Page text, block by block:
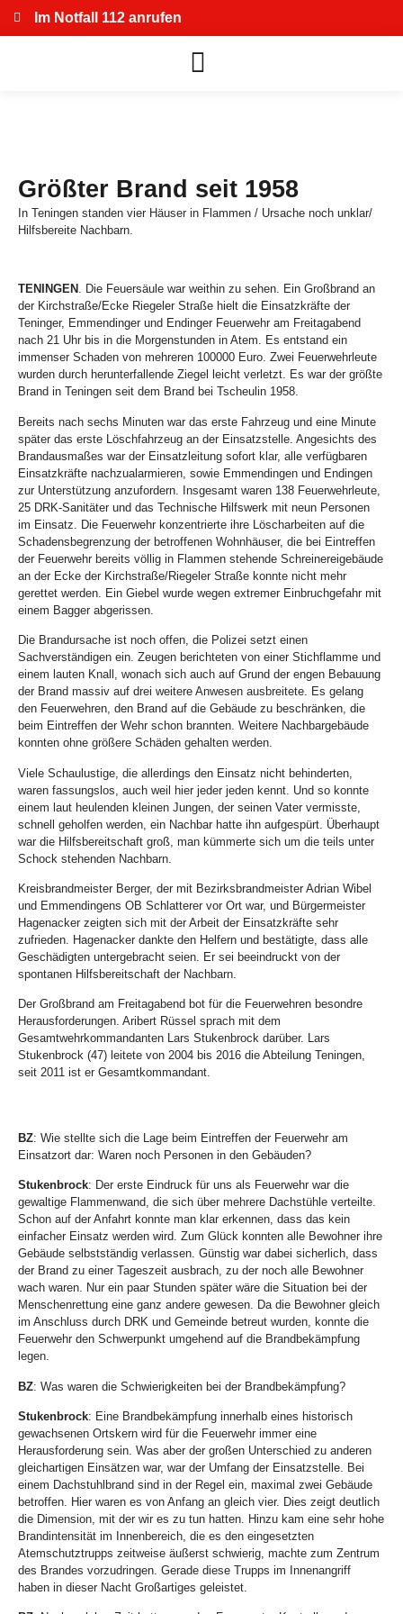
Im Notfall 112 anrufen
Größter Brand seit 1958
In Teningen standen vier Häuser in Flammen / Ursache noch unklar/
Hilfsbereite Nachbarn.
TENINGEN . Die Feuersäule war weithin zu sehen. Ein Großbrand an
der Kirchstraße/Ecke Riegeler Straße hielt die Einsatzkräfte der
Teninger, Emmendinger und Endinger Feuerwehr am Freitagabend
nach 21 Uhr bis in die Morgenstunden in Atem. Es entstand ein
immenser Schaden von mehreren 100000 Euro. Zwei Feuerwehrleute
wurden durch herunterfallende Ziegel leicht verletzt. Es war der größte
Brand in Teningen seit dem Brand bei Tscheulin 1958.
Bereits nach sechs Minuten war das erste Fahrzeug und eine Minute
später das erste Löschfahrzeug an der Einsatzstelle. Angesichts des
Brandausmaßes war der Einsatzleitung sofort klar, alle verfügbaren
Einsatzkräfte nachzualarmieren, sowie Emmendingen und Endingen
zur Unterstützung anzufordern. Insgesamt waren 138 Feuerwehrleute,
25 DRK-Sanitäter und das Technische Hilfswerk mit neun Personen
im Einsatz. Die Feuerwehr konzentrierte ihre Löscharbeiten auf die
Schadensbegrenzung der betroffenen Wohnhäuser, die bei Eintreffen
der Feuerwehr bereits völlig in Flammen stehende Schreinereigebäude
an der Ecke der Kirchstraße/Riegeler Straße konnte nicht mehr
gerettet werden. Ein Giebel wurde wegen extremer Einbruchgefahr mit
einem Bagger abgerissen.
Die Brandursache ist noch offen, die Polizei setzt einen
Sachverständigen ein. Zeugen berichteten von einer Stichflamme und
einem lauten Knall, wonach sich auch auf Grund der engen Bebauung
der Brand massiv auf drei weitere Anwesen ausbreitete. Es gelang
den Feuerwehren, den Brand auf die Gebäude zu beschränken, die
beim Eintreffen der Wehr schon brannten. Weitere Nachbargebäude
konnten ohne größere Schäden gehalten werden.
Viele Schaulustige, die allerdings den Einsatz nicht behinderten,
waren fassungslos, auch weil hier jeder jeden kennt. Und so konnte
einem laut heulenden kleinen Jungen, der seinen Vater vermisste,
schnell geholfen werden, ein Nachbar hatte ihn aufgespürt. Überhaupt
war die Hilfsbereitschaft groß, man kümmerte sich um die teils unter
Schock stehenden Nachbarn.
Kreisbrandmeister Berger, der mit Bezirksbrandmeister Adrian Wibel
und Emmendingens OB Schlatterer vor Ort war, und Bürgermeister
Hagenacker zeigten sich mit der Arbeit der Einsatzkräfte sehr
zufrieden. Hagenacker dankte den Helfern und bestätigte, dass alle
Geschädigten untergebracht seien. Er sei beeindruckt von der
spontanen Hilfsbereitschaft der Nachbarn.
Der Großbrand am Freitagabend bot für die Feuerwehren besondre
Herausforderungen. Aribert Rüssel sprach mit dem
Gesamtwehrkommandanten Lars Stukenbrock darüber. Lars
Stukenbrock (47) leitete von 2004 bis 2016 die Abteilung Teningen,
seit 2011 ist er Gesamtkommandant.
BZ: Wie stellte sich die Lage beim Eintreffen der Feuerwehr am
Einsatzort dar: Waren noch Personen in den Gebäuden?
Stukenbrock: Der erste Eindruck für uns als Feuerwehr war die
gewaltige Flammenwand, die sich über mehrere Dachstühle verteilte.
Schon auf der Anfahrt konnte man klar erkennen, dass das kein
einfacher Einsatz werden wird. Zum Glück konnten alle Bewohner ihre
Gebäude selbstständig verlassen. Günstig war dabei sicherlich, dass
der Brand zu einer Tageszeit ausbrach, zu der noch alle Bewohner
wach waren. Nur ein paar Stunden später wäre die Situation bei der
Menschenrettung eine ganz andere gewesen. Da die Bewohner gleich
im Anschluss durch DRK und Gemeinde betreut wurden, konnte die
Feuerwehr den Schwerpunkt umgehend auf die Brandbekämpfung
legen.
BZ: Was waren die Schwierigkeiten bei der Brandbekämpfung?
Stukenbrock: Eine Brandbekämpfung innerhalb eines historisch
gewachsenen Ortskern wird für die Feuerwehr immer eine
Herausforderung sein. Was aber der großen Unterschied zu anderen
gleichartigen Einsätzen war, war der Umfang der Einsatzstelle. Bei
einem Dachstuhlbrand sind in der Regel ein, maximal zwei Gebäude
betroffen. Hier waren es von Anfang an gleich vier. Dies zeigt deutlich
die Dimension, mit der wir es zu tun hatten. Hinzu kam eine sehr hohe
Brandintensität im Innenbereich, die es den eingesetzten
Atemschutztrupps zeitweise äußerst schwierig, machte zum Zentrum
des Brandes vorzudringen. Gerade diese Trupps im Innenangriff
haben in dieser Nacht Großartiges geleistet.